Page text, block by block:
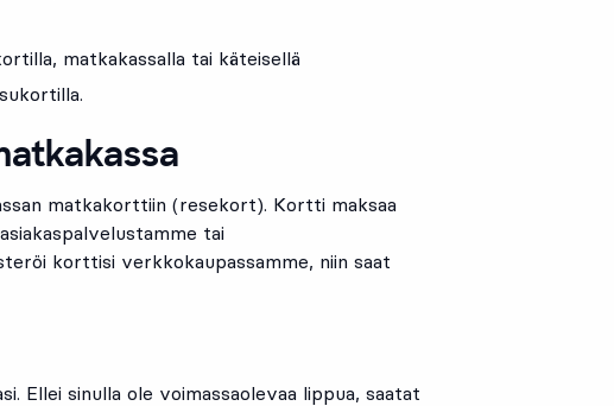
matkakassalla tai käteisellä
matkakorttiin (resekort). Kortti maksaa
tai
korttisi verkkokaupassamme, niin saat
Ellei sinulla ole voimassaolevaa lippua, saatat